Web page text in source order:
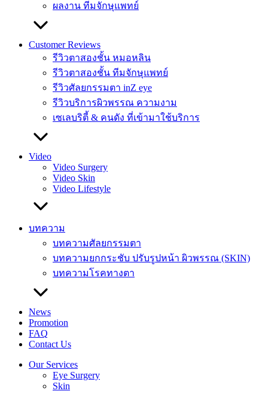
ผลงาน ทีมจักษุแพทย์
Customer Reviews
รีวิวตาสองชั้น หมอหลิน
รีวิวตาสองชั้น ทีมจักษุแพทย์
รีวิวศัลยกรรมตา inZ eye
รีวิวบริการผิวพรรณ ความงาม
เซเลบริตี้ & คนดัง ที่เข้ามาใช้บริการ
Video
Video Surgery
Video Skin
Video Lifestyle
บทความ
บทความศัลยกรรมตา
บทความยกกระชับ ปรับรูปหน้า ผิวพรรณ (SKIN)
บทความโรคทางตา
News
Promotion
FAQ
Contact Us
Our Services
Eye Surgery
Skin